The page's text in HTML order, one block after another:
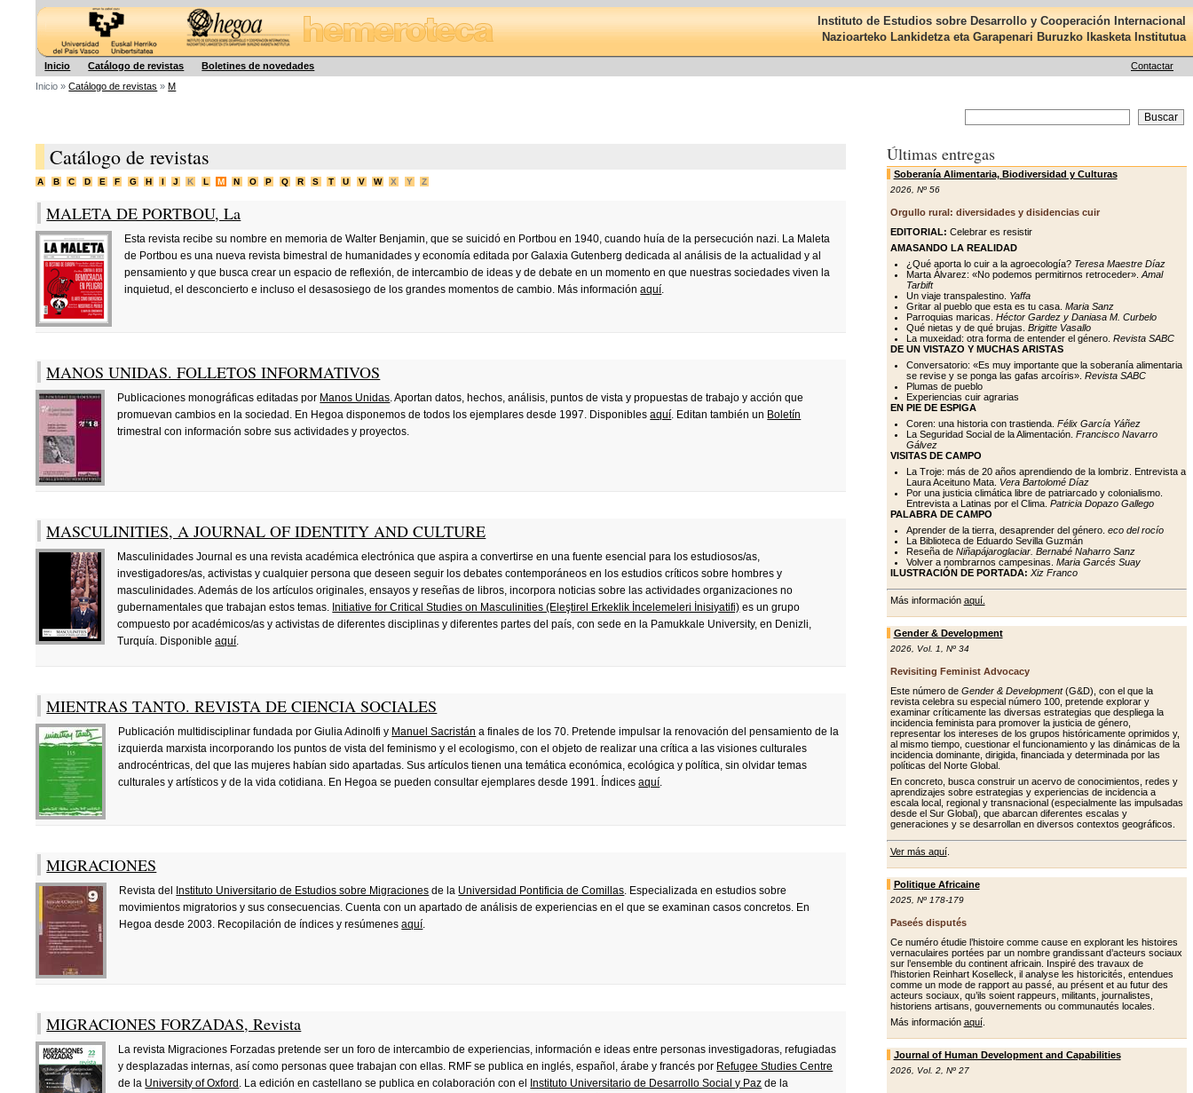
Instituto de Estudios sobre Desarrollo y Cooperación Internacional
Nazioarteko Lankidetza eta Garapenari Buruzko Ikasketa Institutua
Inicio Catálogo de revistas Boletines de novedades
Contactar
Inicio »Catálogo de revistas »M
Últimas entregas
Soberanía Alimentaria, Biodiversidad y Culturas
2026, Nº 56
Orgullo rural: diversidades y disidencias cuir
EDITORIAL: Celebrar es resistir
AMASANDO LA REALIDAD
¿Qué aporta lo cuir a la agroecología? Teresa Maestre Díaz
Marta Álvarez: «No podemos permitirnos retroceder». Amal
Tarbift
Un viaje transpalestino. Yaffa
Gritar al pueblo que esta es tu casa. Maria Sanz
Parroquias maricas. Héctor Gardez y Daniasa M. Curbelo
Qué nietas y de qué brujas. Brigitte Vasallo
La muxeidad: otra forma de entender el género. Revista SABC
DE UN VISTAZO Y MUCHAS ARISTAS
Conversatorio: «Es muy importante que la soberanía alimentaria
se revise y se ponga las gafas arcoíris». Revista SABC
Plumas de pueblo
Experiencias cuir agrarias
EN PIE DE ESPIGA
Coren: una historia con trastienda. Félix García Yáñez
La Seguridad Social de la Alimentación. Francisco Navarro
Gálvez
VISITAS DE CAMPO
La Troje: más de 20 años aprendiendo de la lombriz. Entrevista a
Laura Aceituno Mata. Vera Bartolomé Díaz
Por una justicia climática libre de patriarcado y colonialismo.
Entrevista a Latinas por el Clima. Patricia Dopazo Gallego
PALABRA DE CAMPO
Aprender de la tierra, desaprender del género. eco del rocío
La Biblioteca de Eduardo Sevilla Guzmán
Reseña de Niñapájaroglaciar. Bernabé Naharro Sanz
Volver a nombrarnos campesinas. Maria Garcés Suay
ILUSTRACIÓN DE PORTADA: Xiz Franco
Más información aquí.
Gender & Development
2026, Vol. 1 Nº 34
Revisiting Feminist Advocacy
Este número de Gender & Development(G&D), con el que la
revista celebra su especial número 100, pretende explorar y
examinar críticamente las diversas estrategias que despliega la
incidencia feminista para promover la justicia de género,
representar los intereses de los grupos históricamente oprimidos y,
al mismo tiempo, cuestionar el funcionamiento y las dinámicas de la
incidencia dominante, dirigida, financiada y determinada por las
políticas del Norte Global.
En concreto, busca construir un acervo de conocimientos, redes y
aprendizajes sobre estrategias y experiencias de incidencia a
escala local, regional y transnacional (especialmente las impulsadas
desde el Sur Global), que abarcan diferentes escalas y
generaciones y se desarrollan en diversos contextos geográficos.
Ver más aquí.
Politique Africaine
2025, Nº 178-179
Paseés disputés
Ce numéro étudie l’histoire comme cause en explorant les histoires
vernaculaires portées par un nombre grandissant d’acteurs sociaux
sur l’ensemble du continent africain. Inspiré des travaux de
l’historien Reinhart Koselleck, il analyse les historicités, entendues
comme un mode de rapport au passé, au présent et au futur des
acteurs sociaux, qu’ils soient rappeurs, militants, journalistes,
historiens artisans, gouvernements ou communautés locales.
Más información aquí.
Journal of Human Development and Capabilities
2026, Vol. 2, Nº 27
Catálogo de revistas
A B C D E F G H I J K L M N O P Q R S T U V W X Y Z
MALETA DE PORTBOU, La
Esta revista recibe su nombre en memoria de Walter Benjamin, que se suicidó en Portbou en 1940, cuando huía de la persecución nazi. La Maleta
de Portbou es una nueva revista bimestral de humanidades y economía editada por Galaxia Gutenberg dedicada al análisis de la actualidad y al
pensamiento y que busca crear un espacio de reflexión, de intercambio de ideas y de debate en un momento en que nuestras sociedades viven la
inquietud, el desconcierto e incluso el desasosiego de los grandes momentos de cambio. Más informaciónaquí.
MANOS UNIDAS. FOLLETOS INFORMATIVOS
Publicaciones monográficas editadas por Manos Unidas. Aportan datos, hechos, análisis, puntos de vista y propuestas de trabajo y acción que
promuevan cambios en la sociedad. En Hegoa disponemos de todos los ejemplares desde 1997. Disponiblesaquí. Editan también un Boletín
trimestral con información sobre sus actividades y proyectos.
MASCULINITIES, A JOURNAL OF IDENTITY AND CULTURE
Masculinidades Journal es una revista académica electrónica que aspira a convertirse en una fuente esencial para los estudiosos/as,
investigadores/as, activistas y cualquier persona que deseen seguir los debates contemporáneos en los estudios críticos sobre hombres y
masculinidades. Además de los artículos originales, ensayos y reseñas de libros, incorpora noticias sobre las actividades organizaciones no
gubernamentales que trabajan estos temas. Initiative for Critical Studies on Masculinities (Eleştirel Erkeklik İncelemeleri İnisiyatifi) es un grupo
compuesto por académicos/as y activistas de diferentes disciplinas y diferentes partes del país, con sede en la Pamukkale University, en Denizli,
Turquía. Disponibleaquí.
MIENTRAS TANTO. REVISTA DE CIENCIA SOCIALES
Publicación multidisciplinar fundada por Giulia Adinolfi y Manuel Sacristán a finales de los 70. Pretende impulsar la renovación del pensamiento de la
izquierda marxista incorporando los puntos de vista del feminismo y el ecologismo, con el objeto de realizar una crítica a las visiones culturales
androcéntricas, del que las mujeres habían sido apartadas. Sus artículos tienen una temática económica, ecológica y política, sin olvidar temas
culturales y artísticos y de la vida cotidiana. En Hegoa se pueden consultar ejemplares desde 1991. Índicesaquí.
MIGRACIONES
Revista del Instituto Universitario de Estudios sobre Migraciones de la Universidad Pontificia de Comillas. Especializada en estudios sobre
movimientos migratorios y sus consecuencias. Cuenta con un apartado de análisis de experiencias en el que se examinan casos concretos. En
Hegoa desde 2003. Recopilación de índices y resúmenesaquí.
MIGRACIONES FORZADAS, Revista
La revista Migraciones Forzadas pretende ser un foro de intercambio de experiencias, información e ideas entre personas investigadoras, refugiadas
y desplazadas internas, así como personas quee trabajan con ellas. RMF se publica en inglés, español, árabe y francés por Refugee Studies Centre
de la University of Oxford . La edición en castellano se publica en colaboración con el Instituto Universitario de Desarrollo Social y Paz de la